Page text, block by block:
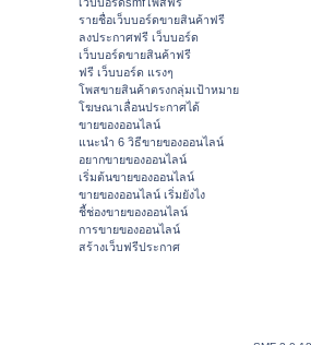
รายชื่อเว็บบอร์ดขายสินค้าฟรี
ลงประกาศฟรี เว็บบอร์ด
เว็บบอร์ดขายสินค้าฟรี
ฟรี เว็บบอร์ด แรงๆ
โพสขายสินค้าตรงกลุ่มเป้าหมาย
โฆษณาเลื่อนประกาศได้
ขายของออนไลน์
แนะนำ 6 วิธีขายของออนไลน์
อยากขายของออนไลน์
เริ่มต้นขายของออนไลน์
ขายของออนไลน์ เริ่มยังไง
ชี้ช่องขายของออนไลน์
การขายของออนไลน์
สร้างเว็บฟรีประกาศ